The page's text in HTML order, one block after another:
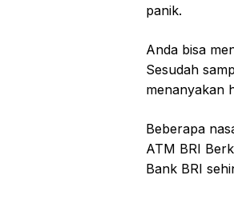
panik.
Anda bisa
Sesudah
menanyakan
Beberapa
ATM BRI
Bank BRI